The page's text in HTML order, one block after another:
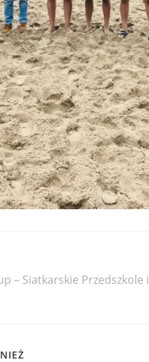
– Siatkarskie Przedszkole i